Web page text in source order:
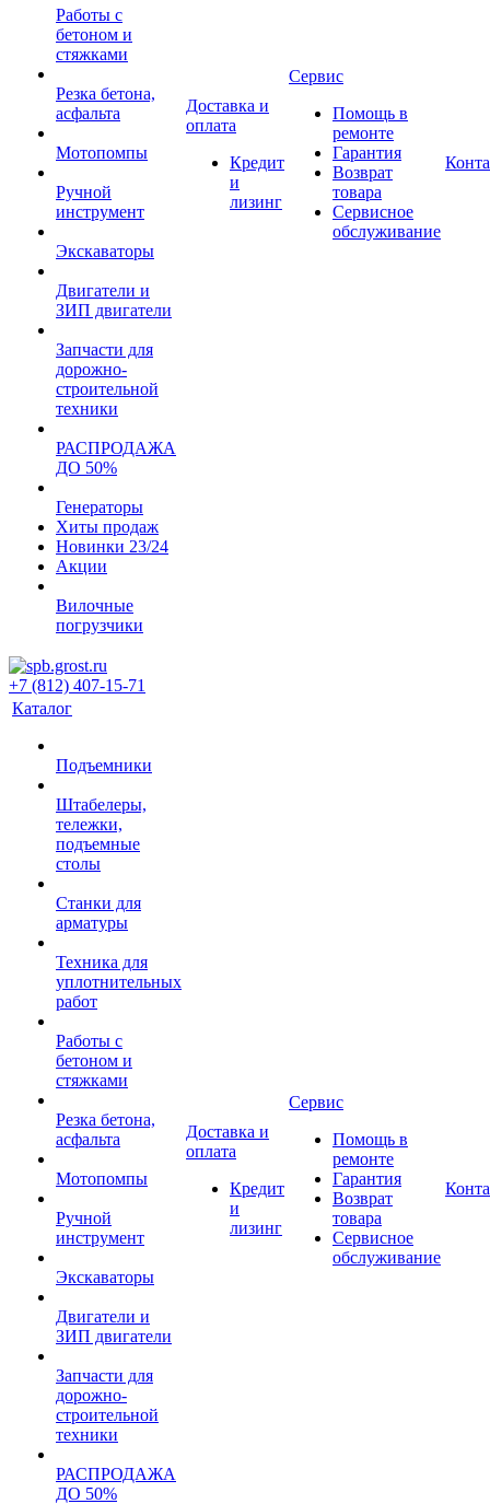
Работы с
бетоном и
стяжками
Резка бетона,
асфальта
Мотопомпы
Ручной
инструмент
Экскаваторы
Двигатели и
ЗИП двигатели
Запчасти для
дорожно-
строительной
техники
РАСПРОДАЖА
ДО 50%
Генераторы
Хиты продаж
Новинки 23/24
Акции
Вилочные
погрузчики
Доставка и
оплата
Кредит
и
лизинг
Сервис
Помощь в
ремонте
Гарантия
Возврат
товара
Сервисное
обслуживание
+7 (812) 407-15-71
Каталог
Подъемники
Штабелеры,
тележки,
подъемные
столы
Станки для
арматуры
Техника для
уплотнительных
работ
Работы с
бетоном и
стяжками
Резка бетона,
асфальта
Мотопомпы
Ручной
инструмент
Экскаваторы
Двигатели и
ЗИП двигатели
Запчасти для
дорожно-
строительной
техники
РАСПРОДАЖА
ДО 50%
Доставка и
оплата
Кредит
и
лизинг
Сервис
Помощь в
ремонте
Гарантия
Возврат
товара
Сервисное
обслуживание